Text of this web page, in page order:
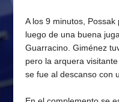
A los 9 minutos,
luego de una buena
Guarracino. Giménez
pero la arquera
se fue al descanso con